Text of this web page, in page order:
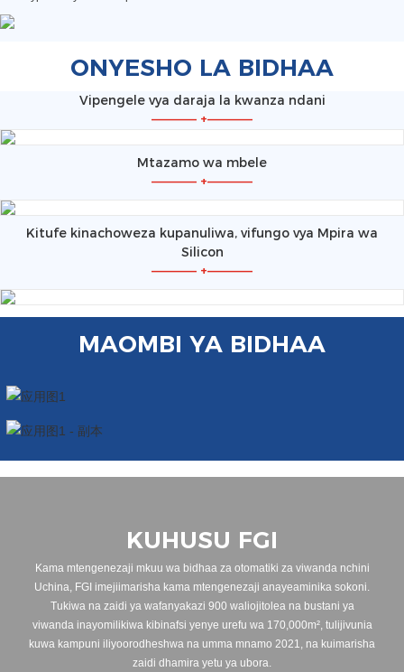
ONYESHO LA BIDHAA
Vipengele vya daraja la kwanza ndani
————— +—————
Mtazamo wa mbele
————— +—————
Kitufe kinachoweza kupanuliwa, vifungo vya Mpira wa
Silicon
————— +—————
MAOMBI YA BIDHAA
KUHUSU FGI
Kama mtengenezaji mkuu wa bidhaa za otomatiki za viwanda nchini
Uchina, FGI imejiimarisha kama mtengenezaji anayeaminika sokoni.
Tukiwa na zaidi ya wafanyakazi 900 waliojitolea na bustani ya
viwanda inayomilikiwa kibinafsi yenye urefu wa 170,000m², tulijivunia
kuwa kampuni iliyoorodheshwa na umma mnamo 2021, na kuimarisha
zaidi dhamira yetu ya ubora.